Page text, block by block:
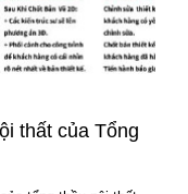
thất của Tổng